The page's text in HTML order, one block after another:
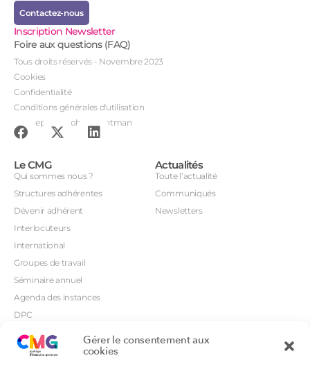
Gérer le consentement aux
cookies
Contactez-nous
Inscription Newsletter
Foire aux questions (FAQ)
Tous droits réservés - Novembre 2023
Cookies
Confidentialité
Conditions générales d'utilisation
Conception : John Brightman
Le CMG
Qui sommes nous ?
Structures adhérentes
Dévenir adhérent
Interlocuteurs
International
Groupes de travail
Séminaire annuel
Agenda des instances
DPC
Orientations prioritaires
Actualités
Toute l’actualité
Communiqués
Newsletters